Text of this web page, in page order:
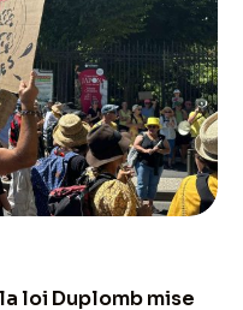
loi Duplomb mise